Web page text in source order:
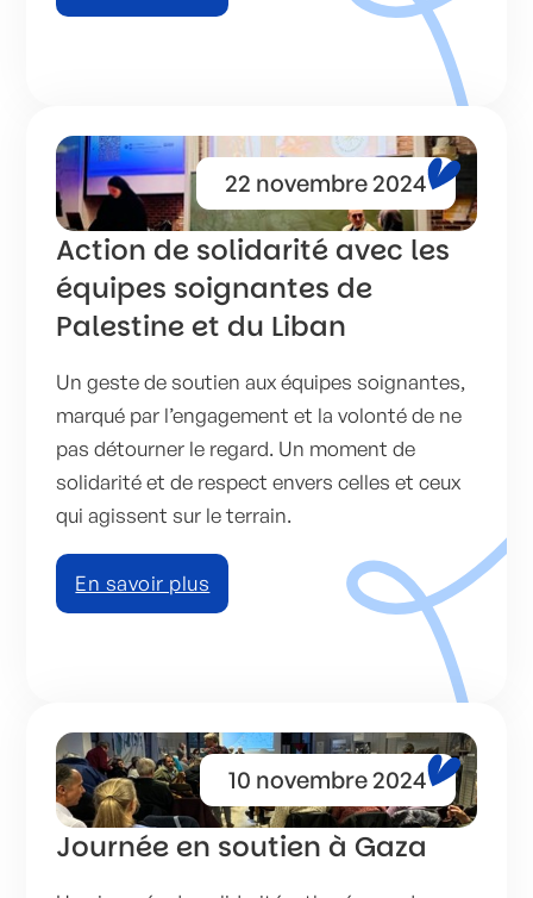
22 novembre 2024
Action de solidarité avec les
équipes soignantes de
Palestine et du Liban
Un geste de soutien aux équipes soignantes,
marqué par l’engagement et la volonté de ne
pas détourner le regard. Un moment de
solidarité et de respect envers celles et ceux
qui agissent sur le terrain.
En savoir plus
10 novembre 2024
Journée en soutien à Gaza